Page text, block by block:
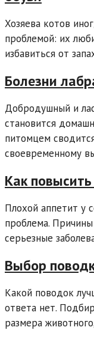
Хозяева котов
проблемой: их
избавиться от
Болезни
Добродушный и
становится
питомцем
своевременному
Как
Плохой аппетит у
проблема.
серьезные
Выбор
Какой поводок
ответа нет.
размера